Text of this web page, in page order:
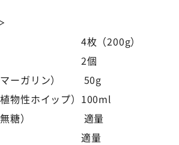
4枚（200g）
個
マーガリン） 50g
物性ホイップ）100ml
（無糖） 適量
適量